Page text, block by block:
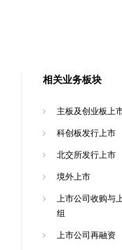
相关业务板块
主板及创业板上
科创板发行上市
北交所发行上市
境外上市
上市公司收购与
组
上市公司再融资